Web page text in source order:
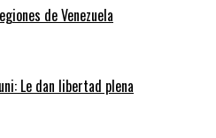
de Venezuela
Le dan libertad plena